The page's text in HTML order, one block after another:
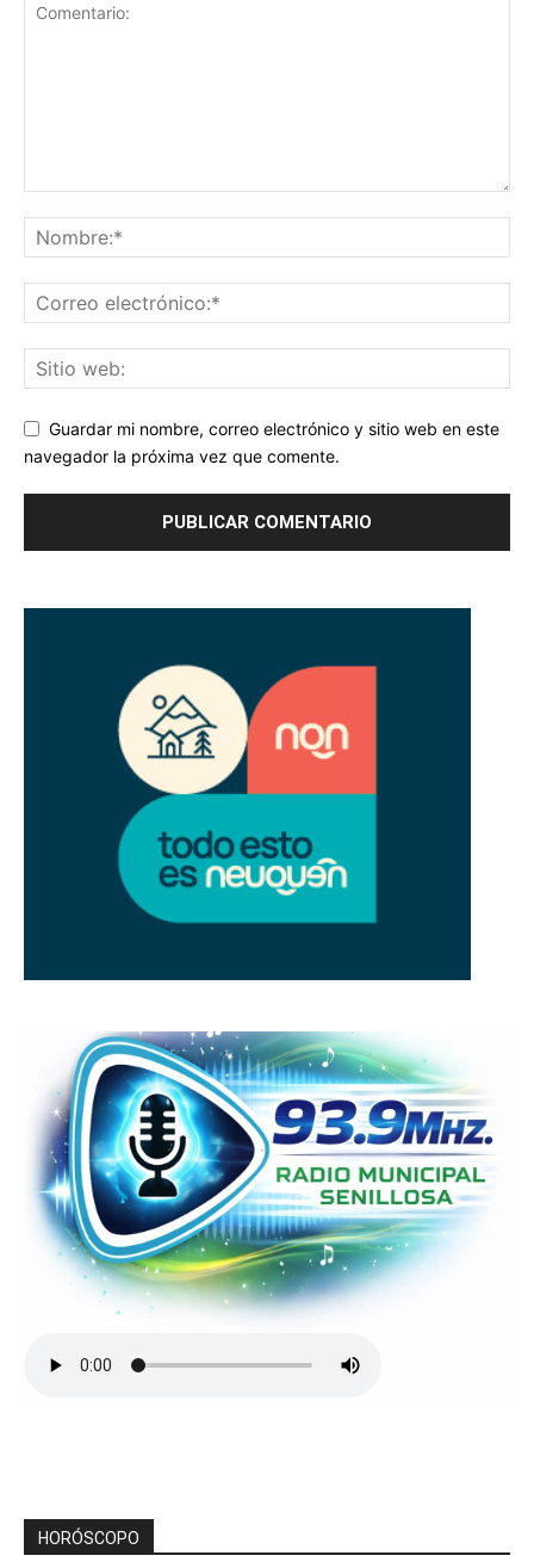
Guardar mi nombre, correo electrónico y sitio web en este
navegador la próxima vez que comente.
HORÓSCOPO